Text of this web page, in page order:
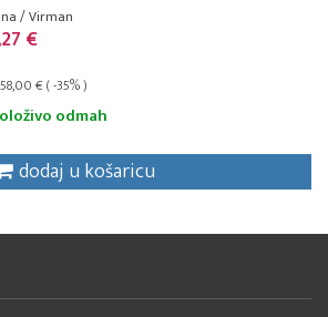
/ Virman
€
€ ( -35% )
odmah
dodaj u košaricu